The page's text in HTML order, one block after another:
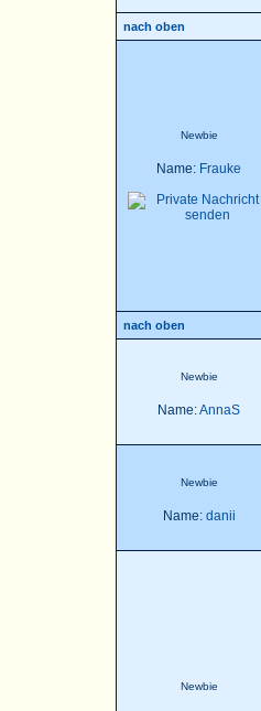
nach oben
Newbie
Name: Frauke
nach oben
Newbie
Name:AnnaS
Newbie
Name: danii
Newbie